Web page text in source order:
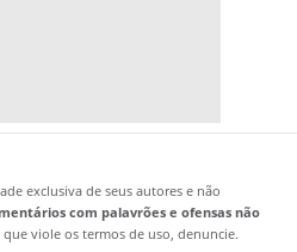
exclusiva de seus autores e não
com palavrões e ofensas não
viole os termos de uso, denuncie.